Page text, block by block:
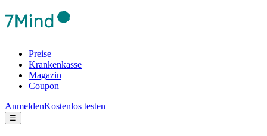
Preise
Krankenkasse
Magazin
Coupon
AnmeldenKostenlos testen
☰